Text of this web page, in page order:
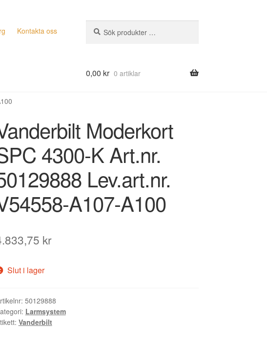
Kontakta oss
efter:
0,00 kr 0 artiklar
Moderkort
4300-K Art.nr.
Lev.art.nr.
A107-A100
kr
Slut i lager
50129888
Larmsystem
Vanderbilt